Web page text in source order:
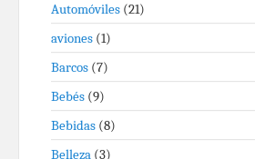
Automóviles (21)
aviones (1)
Barcos (7)
Bebés (9)
Bebidas (8)
Belleza (3)